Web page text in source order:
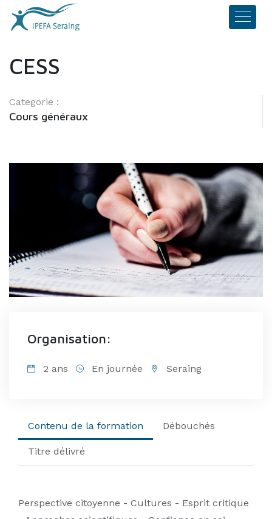
CESS
Categorie :
Cours généraux
Organisation:
2 ans En journée Seraing
Contenu de la formation Débouchés
Titre délivré
Perspective citoyenne - Cultures - Esprit critique